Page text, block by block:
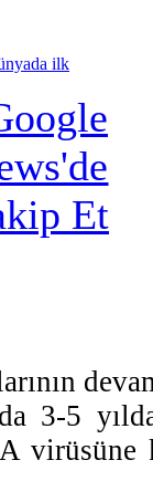
ilk
3-5
virüsüne